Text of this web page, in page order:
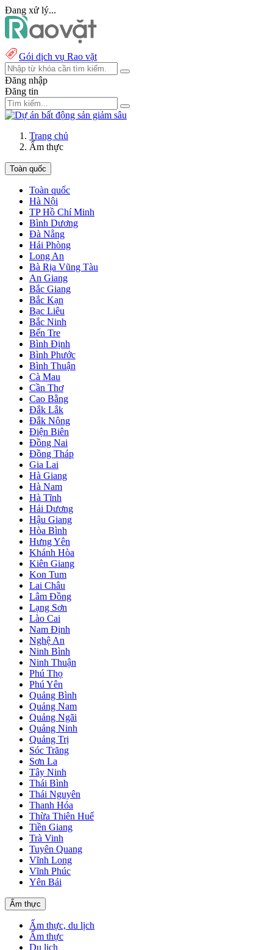
Đang xử lý...
Gói dịch vụ Rao vặt
Đăng nhập
Đăng tin
Trang chủ
Ẩm thực
Toàn quốc
Toàn quốc
Hà Nội
TP Hồ Chí Minh
Bình Dương
Đà Nẵng
Hải Phòng
Long An
Bà Rịa Vũng Tàu
An Giang
Bắc Giang
Bắc Kạn
Bạc Liêu
Bắc Ninh
Bến Tre
Bình Định
Bình Phước
Bình Thuận
Cà Mau
Cần Thơ
Cao Bằng
Đắk Lắk
Đắk Nông
Điện Biên
Đồng Nai
Đồng Tháp
Gia Lai
Hà Giang
Hà Nam
Hà Tĩnh
Hải Dương
Hậu Giang
Hòa Bình
Hưng Yên
Khánh Hòa
Kiên Giang
Kon Tum
Lai Châu
Lâm Đồng
Lạng Sơn
Lào Cai
Nam Định
Nghệ An
Ninh Bình
Ninh Thuận
Phú Thọ
Phú Yên
Quảng Bình
Quảng Nam
Quảng Ngãi
Quảng Ninh
Quảng Trị
Sóc Trăng
Sơn La
Tây Ninh
Thái Bình
Thái Nguyên
Thanh Hóa
Thừa Thiên Huế
Tiền Giang
Trà Vinh
Tuyên Quang
Vĩnh Long
Vĩnh Phúc
Yên Bái
Ẩm thực
Ẩm thực, du lịch
Ẩm thực
Du lịch